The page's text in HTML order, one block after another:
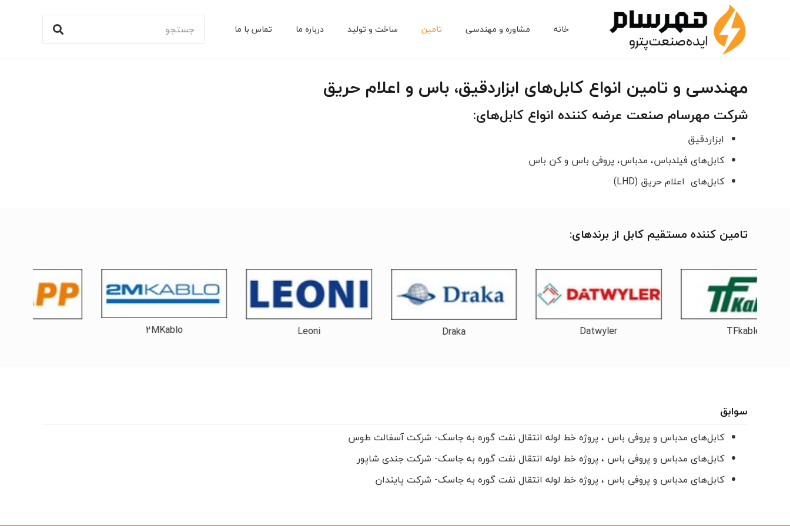
خانه مشاوره و مهندسی تامین ساخت و تولید درباره ما تماس با ما
مهندسی و تامین انواع کابل‌های ابزاردقیق، باس و اعلام حریق
شرکت مهرسام صنعت عرضه کننده انواع کابل‌های:
ابزاردقیق
کابل‌های فیلدباس، مدباس، پروفی باس و کن باس
کابل‌های اعلام حریق (LHD)
تامین کننده مستقیم کابل از برندهای:
TFkable
Datwyler
Draka
Leoni
2MKablo
سوابق
کابل‌های مدباس و پروفی باس ، پروژه خط لوله انتقال نفت گوره به جاسک- شرکت آسفالت طوس
کابل‌های مدباس و پروفی باس ، پروژه خط لوله انتقال نفت گوره به جاسک- شرکت جندی شاپور
کابل‌های مدباس و پروفی باس ، پروژه خط لوله انتقال نفت گوره به جاسک- شرکت پایندان